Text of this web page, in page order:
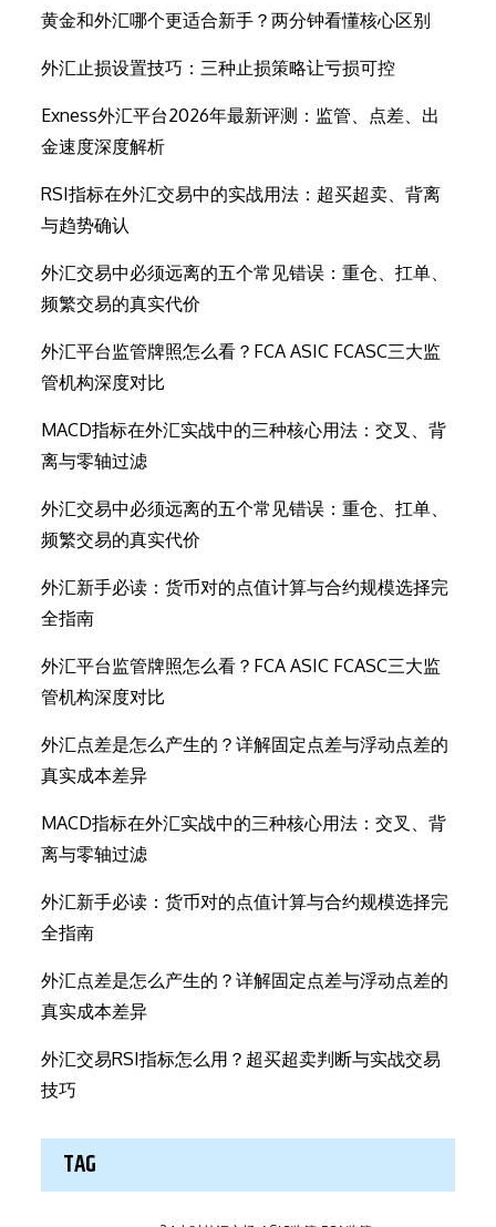
黄金和外汇哪个更适合新手？两分钟看懂核心区别
外汇止损设置技巧：三种止损策略让亏损可控
Exness外汇平台2026年最新评测：监管、点差、出
金速度深度解析
RSI指标在外汇交易中的实战用法：超买超卖、背离
与趋势确认
外汇交易中必须远离的五个常见错误：重仓、扛单、
频繁交易的真实代价
外汇平台监管牌照怎么看？FCA ASIC FCASC三大监
管机构深度对比
MACD指标在外汇实战中的三种核心用法：交叉、背
离与零轴过滤
外汇交易中必须远离的五个常见错误：重仓、扛单、
频繁交易的真实代价
外汇新手必读：货币对的点值计算与合约规模选择完
全指南
外汇平台监管牌照怎么看？FCA ASIC FCASC三大监
管机构深度对比
外汇点差是怎么产生的？详解固定点差与浮动点差的
真实成本差异
MACD指标在外汇实战中的三种核心用法：交叉、背
离与零轴过滤
外汇新手必读：货币对的点值计算与合约规模选择完
全指南
外汇点差是怎么产生的？详解固定点差与浮动点差的
真实成本差异
外汇交易RSI指标怎么用？超买超卖判断与实战交易
技巧
TAG